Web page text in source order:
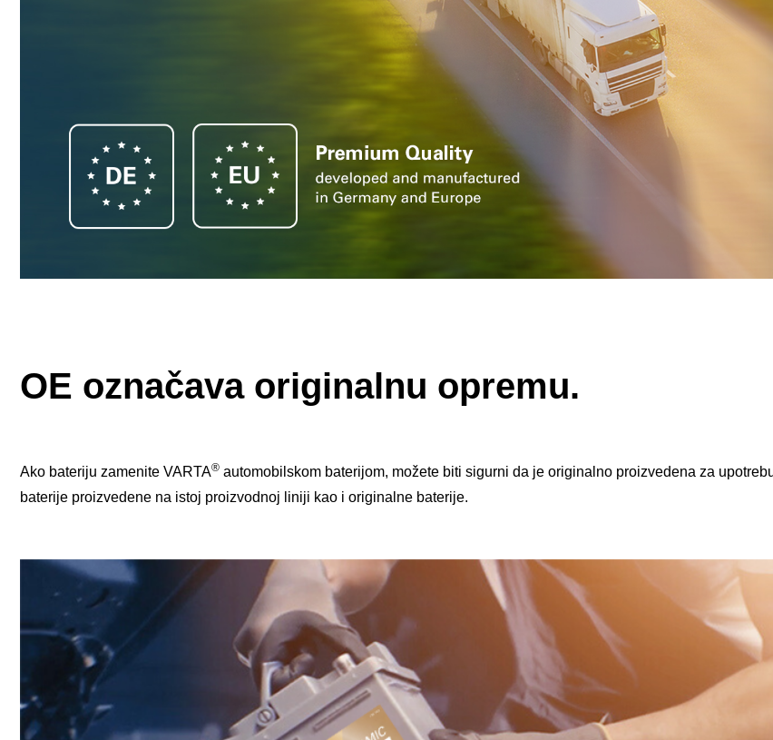
OE označava originalnu opremu.
Ako bateriju zamenite VARTA® automobilskom baterijom, možete biti sigurni da je originalno proizvedena za
baterije proizvedene na istoj proizvodnoj liniji kao i originalne baterije.